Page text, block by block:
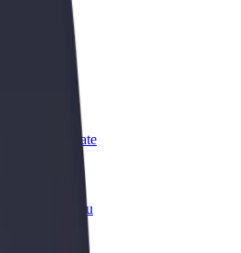
tjedne isplate
povećaj zaradu